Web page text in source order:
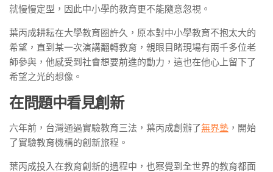
就慢慢定型，因此中小學的教育更不能隨意忽視。
葉丙成耕耘在大學教育圈許久，原本對中小學教育不抱太大的
希望，直到某一次演講翻轉教育，親眼目睹現場有兩千多位老
師參與，他感受到社會想要前進的動力，這也在他心上留下了
希望之光的想像。
在問題中看見創新
六年前，台灣通過實驗教育三法，葉丙成創辦了無界塾 ，開始
了實驗教育機構的創新旅程。
葉丙成投入在教育創新的過程中，也察覺到全世界的教育都面